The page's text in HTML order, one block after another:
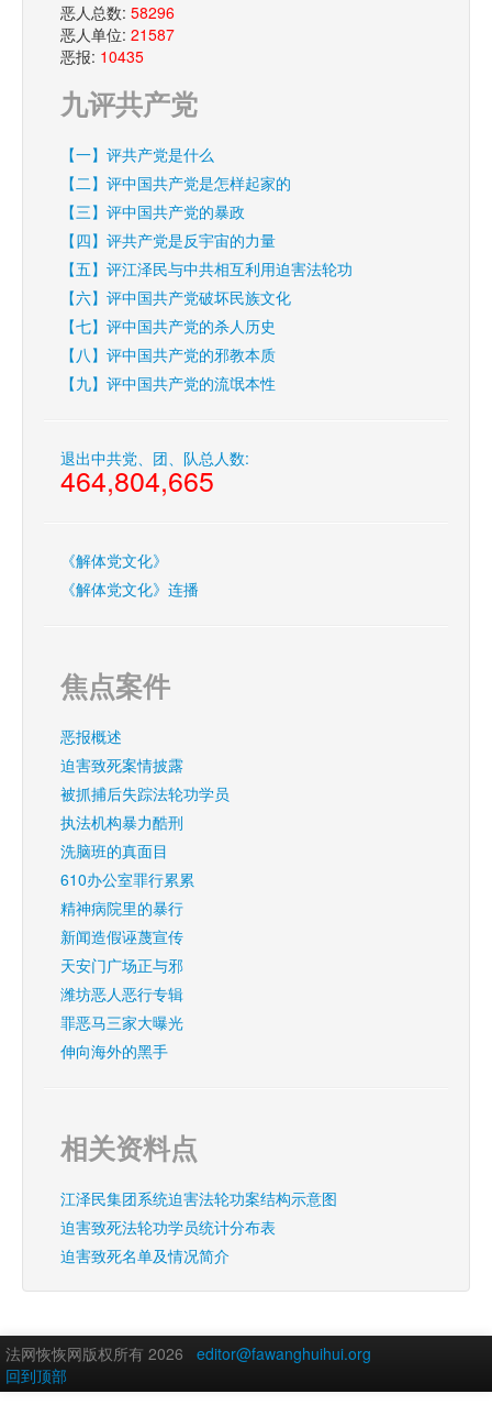
恶人总数: 58296
恶人单位: 21587
恶报: 10435
九评共产党
【一】评共产党是什么
【二】评中国共产党是怎样起家的
【三】评中国共产党的暴政
【四】评共产党是反宇宙的力量
【五】评江泽民与中共相互利用迫害法轮功
【六】评中国共产党破坏民族文化
【七】评中国共产党的杀人历史
【八】评中国共产党的邪教本质
【九】评中国共产党的流氓本性
退出中共党、团、队总人数:
464,804,665
《解体党文化》
《解体党文化》连播
焦点案件
恶报概述
迫害致死案情披露
被抓捕后失踪法轮功学员
执法机构暴力酷刑
洗脑班的真面目
610办公室罪行累累
精神病院里的暴行
新闻造假诬蔑宣传
天安门广场正与邪
潍坊恶人恶行专辑
罪恶马三家大曝光
伸向海外的黑手
相关资料点
江泽民集团系统迫害法轮功案结构示意图
迫害致死法轮功学员统计分布表
迫害致死名单及情况简介
法网恢恢网版权所有 2026
editor@fawanghuihui.org
回到顶部